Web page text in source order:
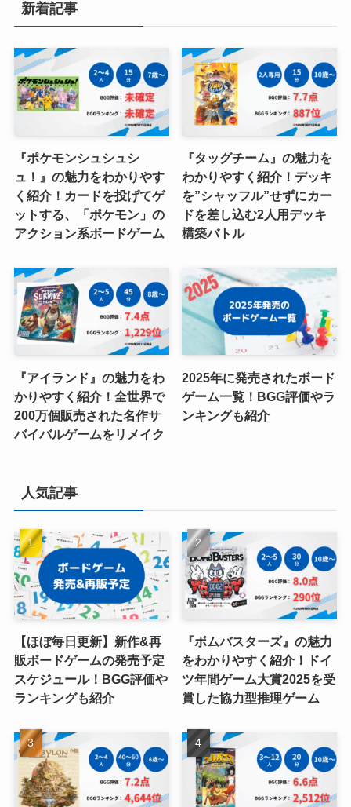
新着記事
『ポケモンシュシュシ
ュ！』の魅力をわかりやす
く紹介！カードを投げてゲ
ットする、「ポケモン」の
アクション系ボードゲーム
『タッグチーム』の魅力を
わかりやすく紹介！デッキ
を”シャッフル”せずにカー
ドを差し込む2人用デッキ
構築バトル
『アイランド』の魅力をわ
かりやすく紹介！全世界で
200万個販売された名作サ
バイバルゲームをリメイク
2025年に発売されたボード
ゲーム一覧！BGG評価やラ
ンキングも紹介
人気記事
【ほぼ毎日更新】新作&再
販ボードゲームの発売予定
スケジュール！BGG評価や
ランキングも紹介
『ボムバスターズ』の魅力
をわかりやすく紹介！ドイ
ツ年間ゲーム大賞2025を受
賞した協力型推理ゲーム